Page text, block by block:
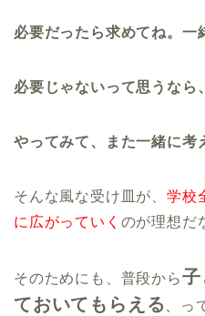
必要だったら求めてね。一
必要じゃないって思うなら
やってみて、また一緒に考
そんな風な受け皿が、 学校
に広がっていく のが理想だ
そのためにも、普段から子
ておいてもらえる
、っ